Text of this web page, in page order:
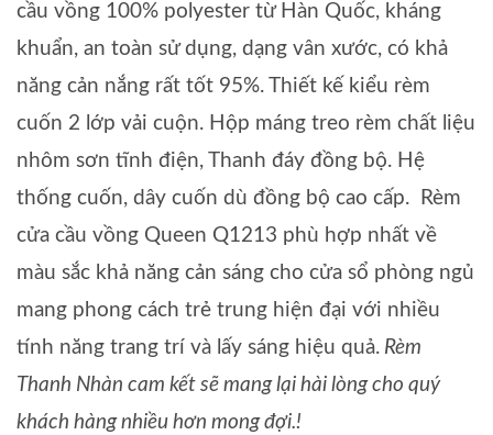
cầu vồng 100% polyester từ Hàn Quốc, kháng
khuẩn, an toàn sử dụng, dạng vân xước, có khả
năng cản nắng rất tốt 95%. Thiết kế kiểu rèm
cuốn 2 lớp vải cuộn. Hộp máng treo rèm chất liệu
nhôm sơn tĩnh điện, Thanh đáy đồng bộ. Hệ
thống cuốn, dây cuốn dù đồng bộ cao cấp. Rèm
cửa cầu vồng Queen Q1213 phù hợp nhất về
màu sắc khả năng cản sáng cho cửa sổ phòng ngủ
mang phong cách trẻ trung hiện đại với nhiều
tính năng trang trí và lấy sáng hiệu quả. Rèm
Thanh Nhàn cam kết sẽ mang lại hài lòng cho quý
khách hàng nhiều hơn mong đợi.!